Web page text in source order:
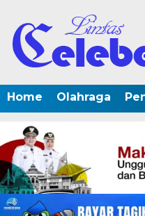
Home Olahraga